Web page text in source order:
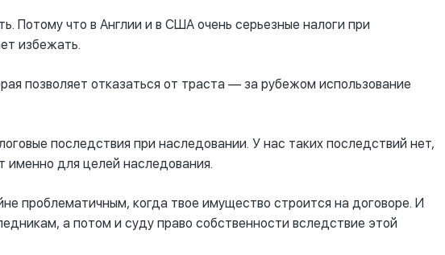
Потому что в Англии и в США очень серьезные налоги при
избежать.
позволяет отказаться от траста –– за рубежом использование
последствия при наследовании. У нас таких последствий нет,
для целей наследования.
проблематичным, когда твое имущество строится на договоре. И
а потом и суду право собственности вследствие этой